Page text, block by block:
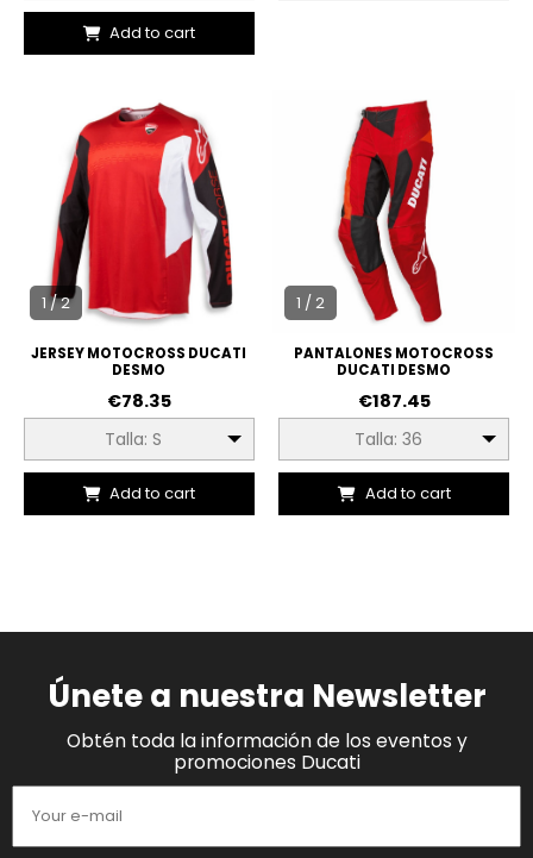
Add to cart
1 / 2
JERSEY MOTOCROSS DUCATI
DESMO
€78.35
Talla: S
Add to cart
1 / 2
PANTALONES MOTOCROSS
DUCATI DESMO
€187.45
Talla: 36
Add to cart
Únete a nuestra Newsletter
Obtén toda la información de los eventos y
promociones Ducati